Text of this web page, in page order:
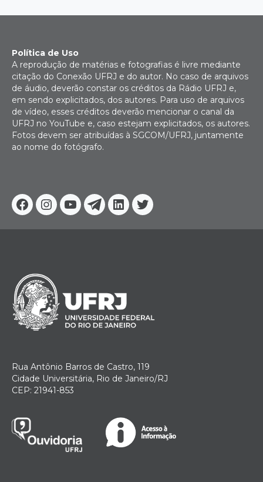
Facebook
Instagram
YoutubeTelegram
Linkedin
Twitter
Política de Uso
A reprodução de matérias e fotografias é livre mediante
citação do Conexão UFRJ e do autor. No caso de arquivos
de áudio, deverão constar os créditos da Rádio UFRJ e,
em sendo explicitados, dos autores. Para uso de arquivos
de vídeo, esses créditos deverão mencionar o canal da
UFRJ no YouTube e, caso estejam explicitados, os autores.
Fotos devem ser atribuídas à SGCOM/UFRJ, juntamente
ao nome do fotógrafo.
Rua Antônio Barros de Castro, 119
Cidade Universitária, Rio de Janeiro/RJ
CEP: 21941-853